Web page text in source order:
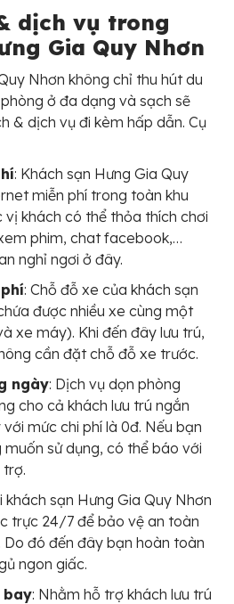
dịch vụ trong
Gia Quy Nhơn
Nhơn không chỉ thu hút du
ở đa dạng và sạch sẽ
& dịch vụ đi kèm hấp dẫn. Cụ
: Khách sạn Hưng Gia Quy
miễn phí trong toàn khu
vị khách có thể thỏa thích chơi
phim, chat facebook,…
nghỉ ngơi ở đây.
: Chỗ đỗ xe của khách sạn
được nhiều xe cùng một
xe máy). Khi đến đây lưu trú,
cần đặt chỗ đỗ xe trước.
ngày: Dịch vụ dọn phòng
cho cả khách lưu trú ngắn
mức chi phí là 0đ. Nếu bạn
muốn sử dụng, có thể báo với
trợ.
khách sạn Hưng Gia Quy Nhơn
trực 24/7 để bảo vệ an toàn
Do đó đến đây bạn hoàn toàn
ngon giấc.
bay: Nhằm hỗ trợ khách lưu trú